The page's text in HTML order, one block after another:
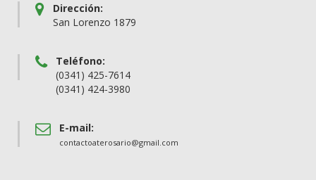
Dirección:
San Lorenzo 1879
Teléfono:
(0341) 425-7614
(0341) 424-3980
E-mail:
contactoaterosario@gmail.com